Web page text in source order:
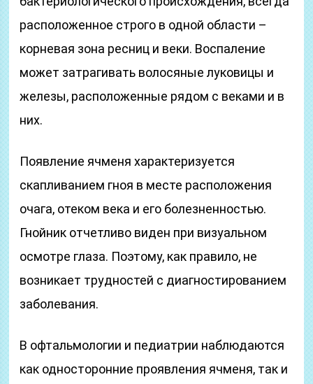
расположенное строго в одной области –
корневая зона ресниц и веки. Воспаление
может затрагивать волосяные луковицы и
железы, расположенные рядом с веками и в
них.
Появление ячменя характеризуется
скапливанием гноя в месте расположения
очага, отеком века и его болезненностью.
Гнойник отчетливо виден при визуальном
осмотре глаза. Поэтому, как правило, не
возникает трудностей с диагностированием
заболевания.
В офтальмологии и педиатрии наблюдаются
как односторонние проявления ячменя, так и